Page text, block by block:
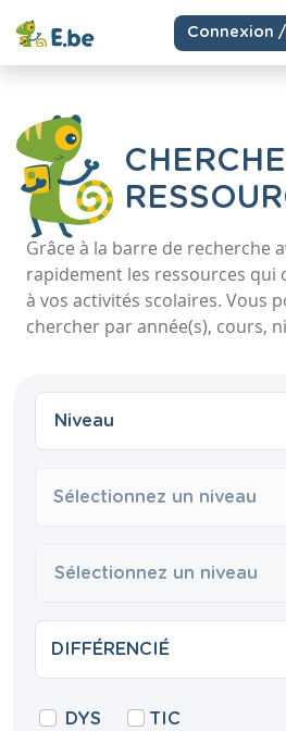
Connexion
Grâce à la barre de recherche
rapidement les ressources qui
à vos activités scolaires. Vous
chercher par année(s), cours,
Sélectionnez un niveau
DYS TIC